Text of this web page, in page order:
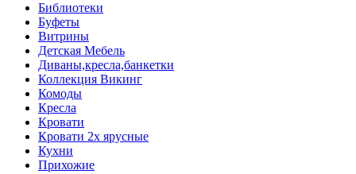
Библиотеки
Буфеты
Витрины
Детская Мебель
Диваны,кресла,банкетки
Коллекция Викинг
Комоды
Кресла
Кровати
Кровати 2х ярусные
Кухни
Прихожие